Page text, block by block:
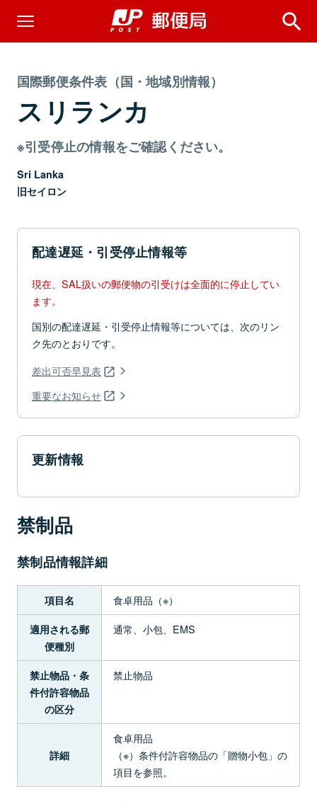
国際郵便条件表（国・地域別情報）
スリランカ
※引受停止の情報をご確認ください。
Sri Lanka
旧セイロン
配達遅延・引受停止情報等
現在、SAL扱いの郵便物の引受けは全面的に停止してい
ます。
国別の配達遅延・引受停止情報等については、次のリン
ク先のとおりです。
差出可否早見表
重要なお知らせ
更新情報
禁制品
禁制品情報詳細
項目名 食卓用品（※）
適用される郵
便種別
通常、小包、EMS
禁止物品・条
件付許容物品
の区分
禁止物品
詳細
食卓用品
（※）条件付許容物品の「贈物小包」の
項目を参照。